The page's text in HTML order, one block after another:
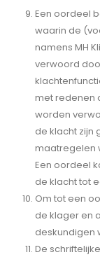
Een oordeel
waarin de
namens MH
verwoord
met redenen
worden
de klacht zijn
maatregelen
Een oordeel
de klacht tot
Om tot een
de klager en
deskundigen
De